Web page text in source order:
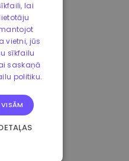
lai
vietni, jūs
sīkfailu
saskaņā
politiku.